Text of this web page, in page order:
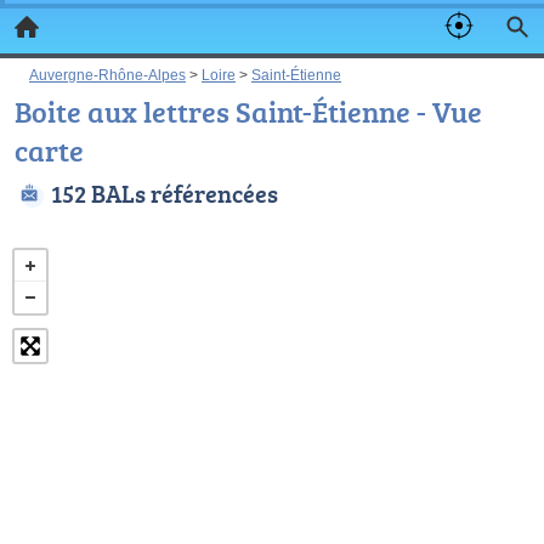
Auvergne-Rhône-Alpes > Loire > Saint-Étienne
Boite aux lettres Saint-Étienne - Vue
carte
152 BALs référencées